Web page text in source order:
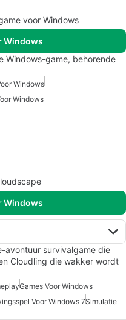
voor Windows
Windows
Windows-game, behorende
Windows
Windows
Windows
avontuur survivalgame die
Cloudling die wakker wordt
Games Voor Windows
Voor Windows 7Simulatie